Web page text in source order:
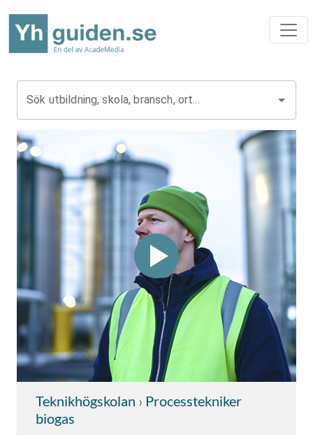
Sök utbildning, skola, bransch, ort...
Teknikhögskolan › Processtekniker
biogas